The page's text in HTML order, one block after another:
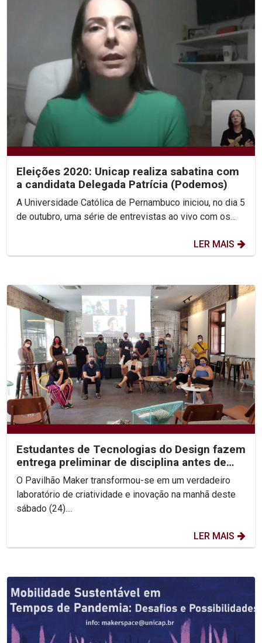
Eleições 2020: Unicap realiza sabatina com
a candidata Delegada Patrícia (Podemos)
A Universidade Católica de Pernambuco iniciou, no dia 5
de outubro, uma série de entrevistas ao vivo com os...
LER MAIS
Estudantes de Tecnologias do Design fazem
entrega preliminar de disciplina antes de
workshop...
O Pavilhão Maker transformou-se em um verdadeiro
laboratório de criatividade e inovação na manhã deste
sábado (24)....
LER MAIS